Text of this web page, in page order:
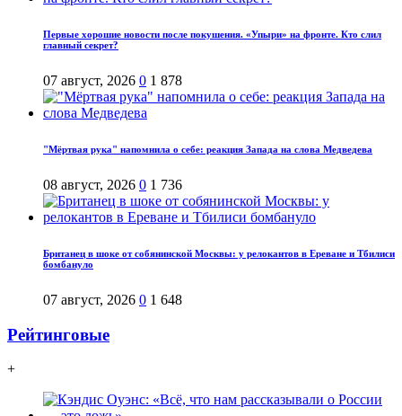
Первые хорошие новости после покушения. «Упыри» на фронте. Кто слил
главный секрет?
07 август, 2026 0 1 878
"Мёртвая рука" напомнила о себе: реакция Запада на слова Медведева
08 август, 2026 0 1 736
Британец в шоке от собянинской Москвы: у релокантов в Ереване и Тбилиси
бомбануло
07 август, 2026 0 1 648
Рейтинговые
+